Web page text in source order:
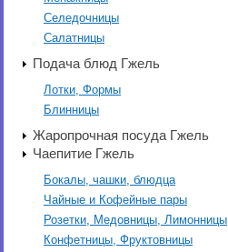
Селедочницы
Салатницы
Подача блюд Гжель
Лотки, Формы
Блинницы
Жаропрочная посуда Гжель
Чаепитие Гжель
Бокалы, чашки, блюдца
Чайные и Кофейные пары
Розетки, Медовницы, Лимонницы
Конфетницы, Фруктовницы